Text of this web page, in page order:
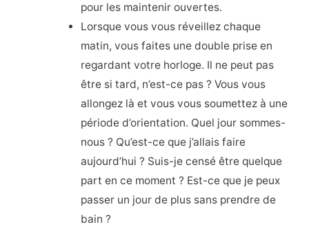
pour les maintenir ouvertes.
Lorsque vous vous réveillez chaque
matin, vous faites une double prise en
regardant votre horloge. Il ne peut pas
être si tard, n’est-ce pas ? Vous vous
allongez là et vous vous soumettez à une
période d’orientation. Quel jour sommes-
nous ? Qu’est-ce que j’allais faire
aujourd’hui ? Suis-je censé être quelque
part en ce moment ? Est-ce que je peux
passer un jour de plus sans prendre de
bain ?